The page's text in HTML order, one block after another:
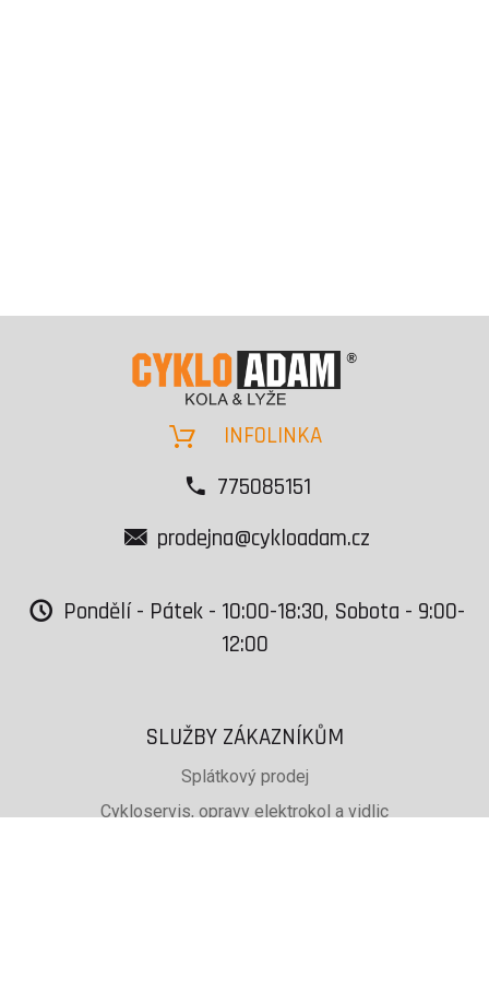
INFOLINKA
775085151
prodejna@cykloadam.cz
Pondělí - Pátek - 10:00-18:30, Sobota - 9:00-
12:00
SLUŽBY ZÁKAZNÍKŮM
Splátkový prodej
Cykloservis, opravy elektrokol a vidlic